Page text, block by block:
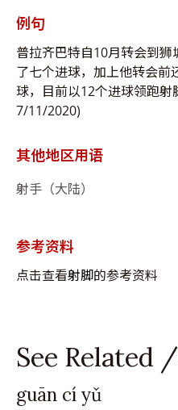
例句
普拉齐巴特自10月转会到
了七个进球，加上他转会前
球，目前以12个进球领跑射
7/11/2020)
其他地区用语
射手（大陆）
参考资料
点击查看射脚的参考资料
See Related /
guān cí yǔ